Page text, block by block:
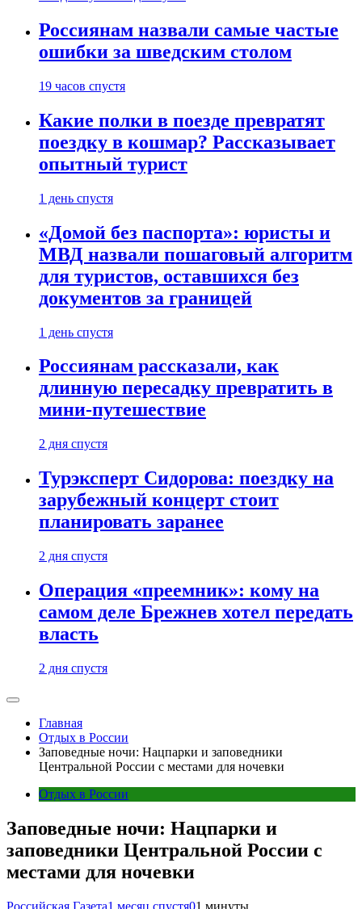
Россиянам назвали самые частые
ошибки за шведским столом
19 часов спустя
Какие полки в поезде превратят
поездку в кошмар? Рассказывает
опытный турист
1 день спустя
«Домой без паспорта»: юристы и
МВД назвали пошаговый алгоритм
для туристов, оставшихся без
документов за границей
1 день спустя
Россиянам рассказали, как
длинную пересадку превратить в
мини-путешествие
2 дня спустя
Турэксперт Сидорова: поездку на
зарубежный концерт стоит
планировать заранее
2 дня спустя
Операция «преемник»: кому на
самом деле Брежнев хотел передать
власть
2 дня спустя
Главная
Отдых в России
Заповедные ночи: Нацпарки и заповедники
Центральной России с местами для ночевки
Отдых в России
Заповедные ночи: Нацпарки и
заповедники Центральной России с
местами для ночевки
Российская Газета1 месяц спустя01 минуты